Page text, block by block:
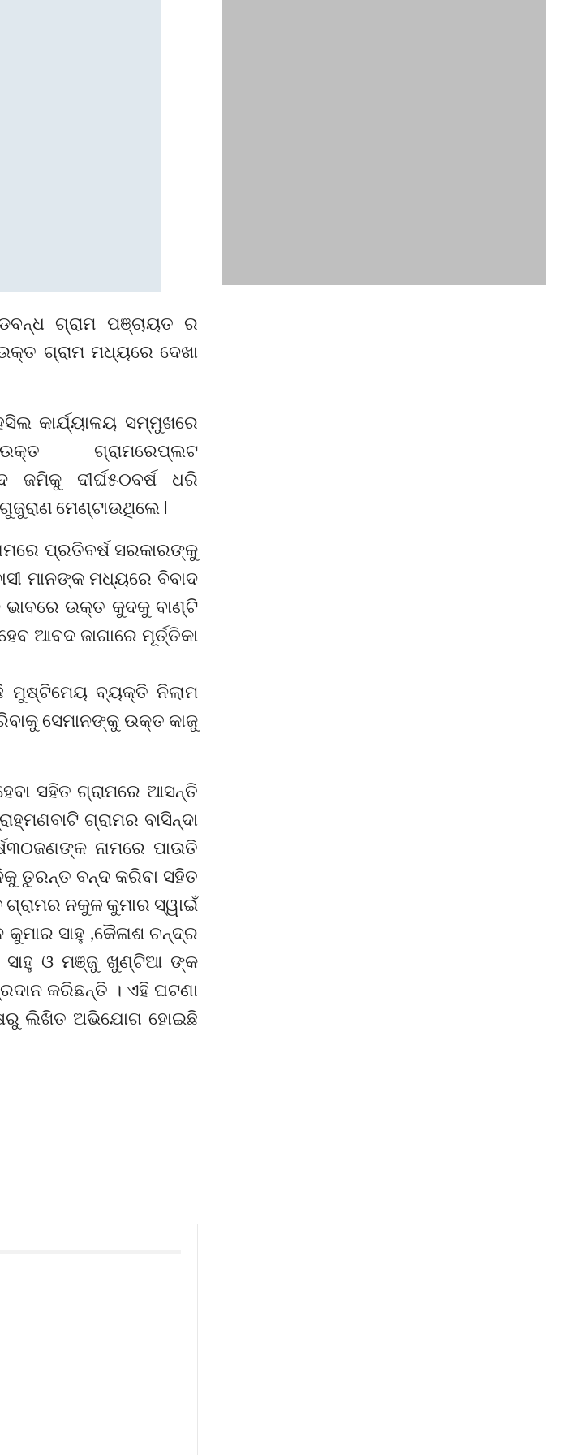
ଗ୍ରାମ ପଞ୍ଚାୟତ ର
ଗ୍ରାମ ମଧ୍ୟରେ ଦେଖା
କାର୍ଯ୍ୟାଳୟ ସମ୍ମୁଖରେ
ଗ୍ରାମରେପ୍ଲଟ
ଜମିକୁ ଦୀର୍ଘ୫୦ବର୍ଷ ଧରି
ମେଣ୍ଟାଉଥିଲେ l
ପ୍ରତିବର୍ଷ ସରକାରଙ୍କୁ
ମାନଙ୍କ ମଧ୍ୟରେ ବିବାଦ
ଭାବରେ ଉକ୍ତ କୁଦକୁ ବାଣ୍ଟି
ଆବଦ ଜାଗାରେ ମୂର୍ତ୍ତିକା
ମୁଷ୍ଟିମେୟ ବ୍ୟକ୍ତି ନିଲାମ
ସେମାନଙ୍କୁ ଉକ୍ତ କାଜୁ
ସହିତ ଗ୍ରାମରେ ଆସନ୍ତି
ଗ୍ରାମର ବାସିନ୍ଦା
ନାମରେ ପାଉତି
ତୁରନ୍ତ ବନ୍ଦ କରିବା ସହିତ
ନକୁଳ କୁମାର ସ୍ୱାଇଁ
ସାହୁ ,କୈଳାଶ ଚନ୍ଦ୍ର
ସାହୁ ଓ ମଞ୍ଜୁ ଖୁଣ୍ଟିଆ ଙ୍କ
କରିଛନ୍ତି । ଏହି ଘଟଣା
ଲିଖିତ ଅଭିଯୋଗ ହୋଇଛି